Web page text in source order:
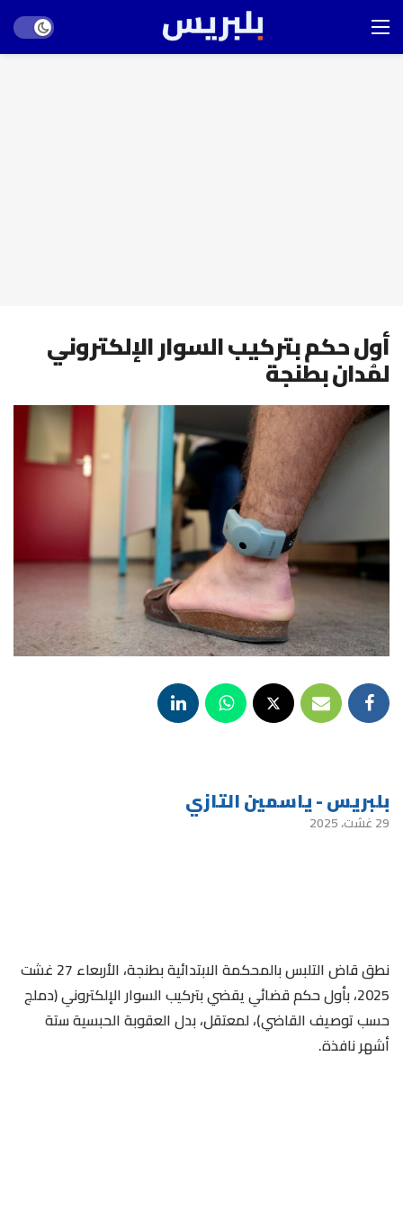
mode
أول حكم بتركيب السوار الإلكتروني
لمُدان بطنجة
بلبريس - ياسمين التازي
29 غشت، 2025
نطق قاض التلبس بالمحكمة الابتدائية بطنجة، الأربعاء 27 غشت
2025، بأول حكم قضائي يقضي بتركيب السوار الإلكتروني (دملج
حسب توصيف القاضي)، لمعتقل، بدل العقوبة الحبسية ستة
أشهر نافذة.